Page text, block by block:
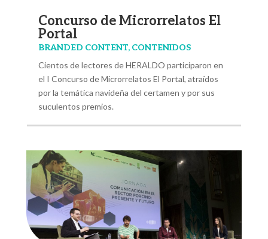
Concurso de Microrrelatos El
Portal
BRANDED CONTENT, CONTENIDOS
Cientos de lectores de HERALDO participaron en
el I Concurso de Microrrelatos El Portal, atraídos
por la temática navideña del certamen y por sus
suculentos premios.